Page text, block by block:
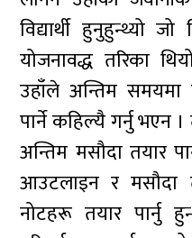
विद्यार्थी हुनुहुन्थ्यो
योजनावद्ध तरिका
उहाँले अन्तिम समयमा
पार्ने कहिल्यै गर्नु भएन
अन्तिम मसौदा तयार
आउटलाइन र मसौदा
नोटहरू तयार पार्नु